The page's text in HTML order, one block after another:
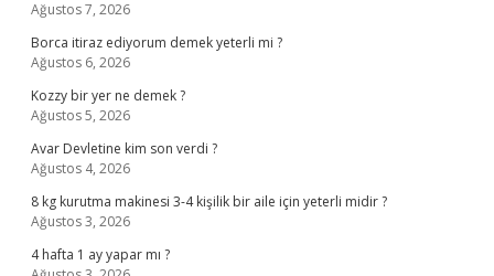
Ağustos 7, 2026
Borca itiraz ediyorum demek yeterli mi ?
Ağustos 6, 2026
Kozzy bir yer ne demek ?
Ağustos 5, 2026
Avar Devletine kim son verdi ?
Ağustos 4, 2026
8 kg kurutma makinesi 3-4 kişilik bir aile için yeterli midir ?
Ağustos 3, 2026
4 hafta 1 ay yapar mı ?